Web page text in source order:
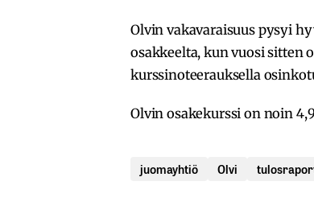
Olvin vakavaraisuus pysyi
osakkeelta, kun vuosi sitten
kurssinoteerauksella
Olvin osakekurssi on noin
juomayhtiö Olvi